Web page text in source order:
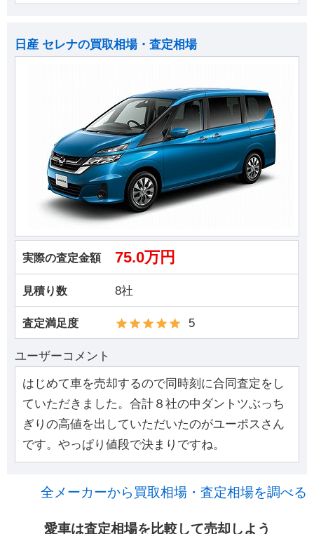
日産 セレナの買取相場・査定相場
実際の査定金額 75.0万円
見積り数 8社
査定満足度 5
ユーザーコメント
はじめて車を売却するので同時刻に合同査定をし
ていただきました。合計８社の中ダントツぶっち
ぎりの高値を出していただいたのがユーポスさん
です。やっぱり値段で決まりですね。
全メーカーから買取相場・査定相場を調べる
愛車は査定相場を比較して売却しよう